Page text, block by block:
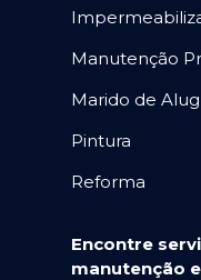
Manutenção
Marido de
Pintura
Reforma
Encontre
manutenção